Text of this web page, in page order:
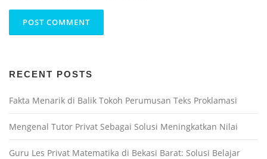
RECENT POSTS
Fakta Menarik di Balik Tokoh Perumusan Teks Proklamasi
Mengenal Tutor Privat Sebagai Solusi Meningkatkan Nilai
Guru Les Privat Matematika di Bekasi Barat: Solusi Belajar